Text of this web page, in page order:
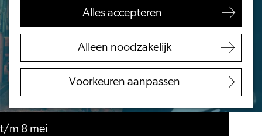
Alles accepteren
Alleen noodzakelijk
Voorkeuren aanpassen
VVV Leiden
Bereikbaarheid
Regio Leiden
t/m 8 mei